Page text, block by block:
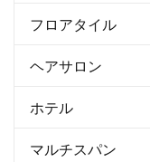
フロアタイル
ヘアサロン
ホテル
マルチスパン